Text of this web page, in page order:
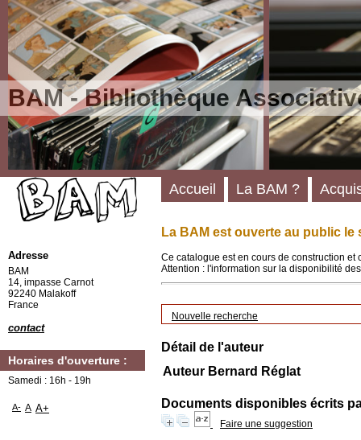
BAM - Bibliothèque
La BAM est ouverte au public le
Ce catalogue est en cours de construction
Attention : l'information sur la disponibilité
Nouvelle recherche
Détail de l'auteur
Auteur Bernard Réglat
Documents disponibles écrits
Faire une suggestion
Accueil La BAM ?
Adresse
BAM
14, impasse Carnot
92240 Malakoff
France
contact
Horaires d'ouverture :
Samedi : 16h - 19h
A- A A+